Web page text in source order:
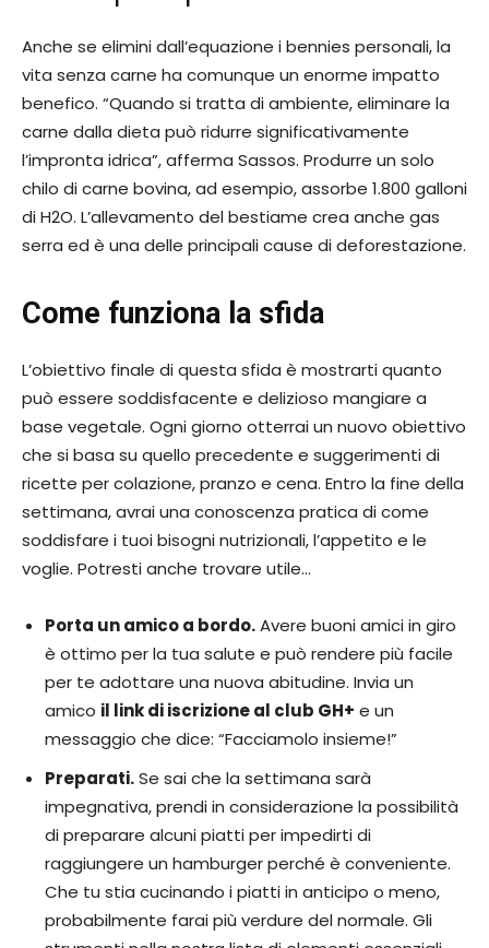
Anche se elimini dall’equazione i bennies personali, la
vita senza carne ha comunque un enorme impatto
benefico. “Quando si tratta di ambiente, eliminare la
carne dalla dieta può ridurre significativamente
l’impronta idrica”, afferma Sassos. Produrre un solo
chilo di carne bovina, ad esempio, assorbe 1.800 galloni
di H2O. L’allevamento del bestiame crea anche gas
serra ed è una delle principali cause di deforestazione.
Come funziona la sfida
L’obiettivo finale di questa sfida è mostrarti quanto
può essere soddisfacente e delizioso mangiare a
base vegetale. Ogni giorno otterrai un nuovo obiettivo
che si basa su quello precedente e suggerimenti di
ricette per colazione, pranzo e cena. Entro la fine della
settimana, avrai una conoscenza pratica di come
soddisfare i tuoi bisogni nutrizionali, l’appetito e le
voglie. Potresti anche trovare utile…
Porta un amico a bordo.Avere buoni amici in giro
è ottimo per la tua salute e può rendere più facile
per te adottare una nuova abitudine. Invia un
amico il link di iscrizione al club GH+ e un
messaggio che dice: “Facciamolo insieme!”
Preparati.Se sai che la settimana sarà
impegnativa, prendi in considerazione la possibilità
di preparare alcuni piatti per impedirti di
raggiungere un hamburger perché è conveniente.
Che tu stia cucinando i piatti in anticipo o meno,
probabilmente farai più verdure del normale. Gli